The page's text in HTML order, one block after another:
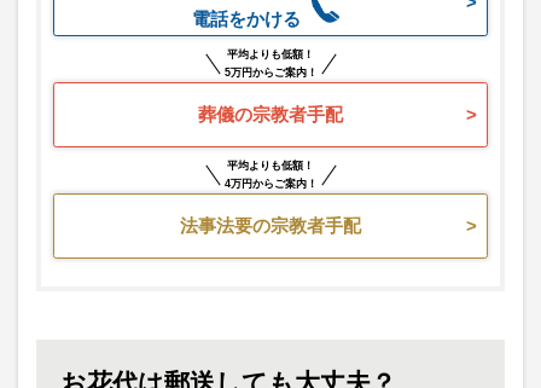
電話をかける
平均よりも低額！
5万円からご案内！
葬儀の宗教者手配
平均よりも低額！
4万円からご案内！
法事法要の宗教者手配